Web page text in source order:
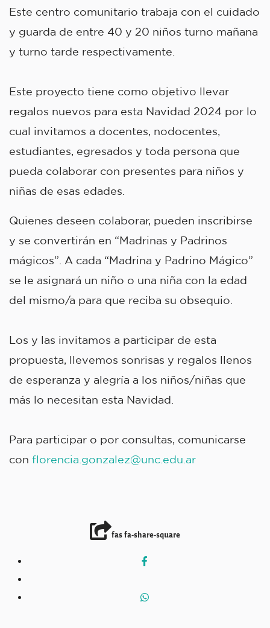
Este centro comunitario trabaja con el cuidado
y guarda de entre 40 y 20 niños turno mañana
y turno tarde respectivamente.
Este proyecto tiene como objetivo llevar
regalos nuevos para esta Navidad 2024 por lo
cual invitamos a docentes, nodocentes,
estudiantes, egresados y toda persona que
pueda colaborar con presentes para niños y
niñas de esas edades.
Quienes deseen colaborar, pueden inscribirse
y se convertirán en “Madrinas y Padrinos
mágicos”. A cada “Madrina y Padrino Mágico”
se le asignará un niño o una niña con la edad
del mismo/a para que reciba su obsequio.
Los y las invitamos a participar de esta
propuesta, llevemos sonrisas y regalos llenos
de esperanza y alegría a los niños/niñas que
más lo necesitan esta Navidad.
Para participar o por consultas, comunicarse
con florencia.gonzalez@unc.edu.ar
fas fa-share-square